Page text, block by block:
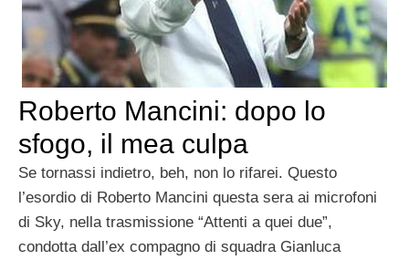
Roberto Mancini: dopo lo
sfogo, il mea culpa
Se tornassi indietro, beh, non lo rifarei. Questo
l’esordio di Roberto Mancini questa sera ai microfoni
di Sky, nella trasmissione “Attenti a quei due”,
condotta dall’ex compagno di squadra Gianluca